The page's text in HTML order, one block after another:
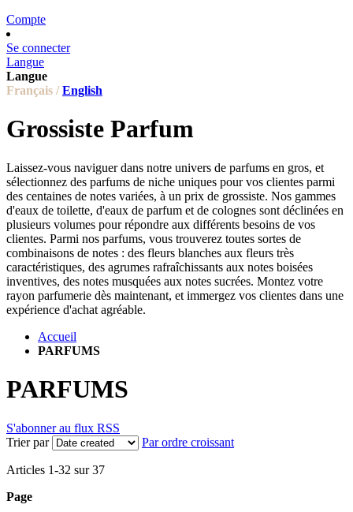
Compte
Se connecter
Langue
Langue
Français / English
Grossiste Parfum
Laissez-vous naviguer dans notre univers de parfums en gros, et
sélectionnez des parfums de niche uniques pour vos clientes parmi
des centaines de notes variées, à un prix de grossiste. Nos gammes
d'eaux de toilette, d'eaux de parfum et de colognes sont déclinées en
plusieurs volumes pour répondre aux différents besoins de vos
clientes. Parmi nos parfums, vous trouverez toutes sortes de
combinaisons de notes : des fleurs blanches aux fleurs très
caractéristiques, des agrumes rafraîchissants aux notes boisées
inventives, des notes musquées aux notes sucrées. Montez votre
rayon parfumerie dès maintenant, et immergez vos clientes dans une
expérience d'achat agréable.
Accueil
PARFUMS
PARFUMS
S'abonner au flux RSS
Trier par
Par ordre croissant
Articles 1-32 sur37
Page